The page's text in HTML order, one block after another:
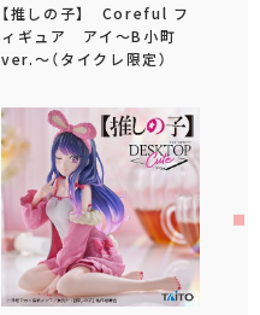
【推しの子】 Coreful フ
ィギュア アイ～B小町
ver.～（タイクレ限定）